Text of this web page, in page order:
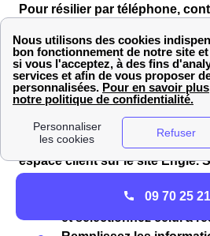
Pour résilier par téléphone,
08h00 à 21h00 et le dimanche
(numéro gratuit). Les
dans vos démarches pour votre
(27140).
En ligne
Vous pouvez également résilier
espace client sur le site Engie.
Allez dans la section de
et sélectionnez celui à
09 70 25